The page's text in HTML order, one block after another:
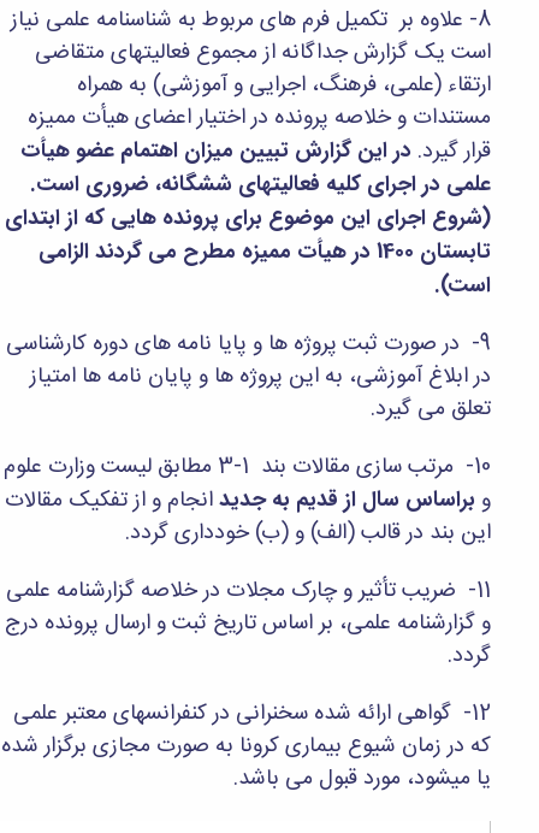
صنعت
کارآموزی
مراکز
مرتبط
بنیاد
ملی
نخبگان
شرکت
های
دانش
بنیان
آئین
فرآیندها
آئین
نامه
های
پژوهشی
فرم
های
8- علاوه بر تکمیل فرم های مربوط به شناسنامه علمی نیاز
است یک گزارش جداگانه از مجموع فعالیتهای متقاضی
ارتقاء (علمی، فرهنگ، اجرایی و آموزشی) به همراه
مستندات و خلاصه پرونده در اختیار اعضای هیأت ممیزه
قرار گیرد. در این گزارش تبیین میزان اهتمام عضو هیأت
علمی در اجرای کلیه فعالیتهای ششگانه، ضروری است.
(شروع اجرای این موضوع برای پرونده هایی که از ابتدای
تابستان 1400 در هیأت ممیزه مطرح می گردند الزامی
است).
9- در صورت ثبت پروژه ها و پایا نامه های دوره کارشناسی
در ابلاغ آموزشی، به این پروژه ها و پایان نامه ها امتیاز
تعلق می گیرد.
10- مرتب سازی مقالات بند 1-3 مطابق لیست وزارت علوم
و براساس سال از قدیم به جدیدانجام و از تفکیک مقالات
این بند در قالب (الف) و (ب) خودداری گردد.
11- ضریب تأثیر و چارک مجلات در خلاصه گزارشنامه علمی
و گزارشنامه علمی، بر اساس تاریخ ثبت و ارسال پرونده درج
گردد.
12- گواهی ارائه شده سخنرانی در کنفرانسهای معتبر علمی
که در زمان شیوع بیماری کرونا به صورت مجازی برگزار شده
یا میشود، مورد قبول می باشد.